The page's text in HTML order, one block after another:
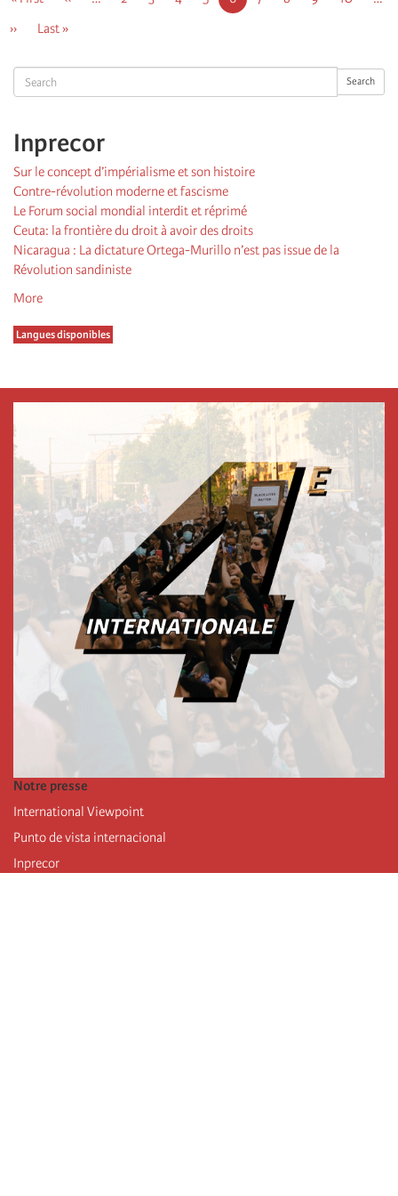
Search Search
Inprecor
Sur le concept d’impérialisme et son histoire
Contre-révolution moderne et fascisme
Le Forum social mondial interdit et réprimé
Ceuta: la frontière du droit à avoir des droits
Nicaragua : La dictature Ortega-Murillo n’est pas issue de la
Révolution sandiniste
More
Langues disponibles
courante
Page
››
Dernière
Last »
Notre presse
International Viewpoint
Punto de vista internacional
Inprecor